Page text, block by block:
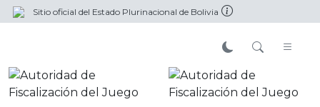
Sitio oficial del Estado Plurinacional de Bolivia